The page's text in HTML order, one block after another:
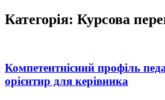
Категорія: Курсова
Компетентнісний профіль
орієнтир для керівника